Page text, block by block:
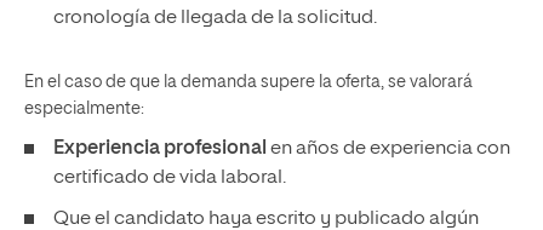
cronología de llegada de la solicitud.
En el caso de que la demanda supere la oferta, se valorará
especialmente:
Experiencia profesional en años de experiencia con
certificado de vida laboral.
Que el candidato haya escrito y publicado algún